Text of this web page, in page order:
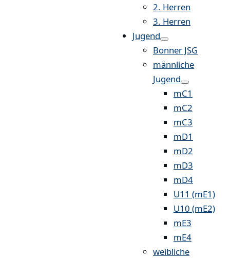
2. Herren
3. Herren
Jugend
Bonner JSG
männliche
Jugend
mC1
mC2
mC3
mD1
mD2
mD3
mD4
U11 (mE1)
U10 (mE2)
mE3
mE4
weibliche